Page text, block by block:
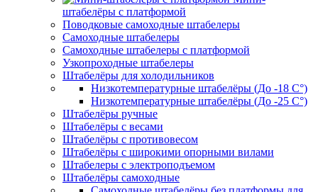
штабелёры с платформой
Поводковые самоходные штабелеры
Самоходные штабелеры
Самоходные штабелеры с платформой
Узкопроходные штабелеры
Штабелёры для холодильников
Низкотемпературные штабелёры (До -18 C°)
Низкотемпературные штабелёры (До -25 C°)
Штабелёры ручные
Штабелёры с весами
Штабелёры с противовесом
Штабелёры с широкими опорными вилами
Штабелеры с электроподъемом
Штабелёры самоходные